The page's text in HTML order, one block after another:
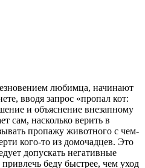
любимца, начинают
вводя запрос «пропал кот:
и объяснение внезапному
сам, насколько верить в
пропажу животного с чем-
кого-то из домочадцев. Это
допускать негативные
беду быстрее, чем уход